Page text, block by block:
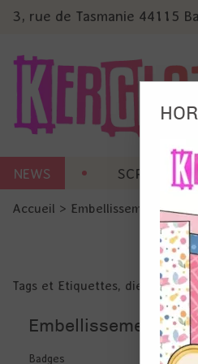
3, rue de Tasmanie 44115
NEWS SCRAP
Accueil > Embellissement >
Tags et Etiquettes, die-cuts :
Embellissement
Badges